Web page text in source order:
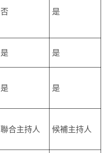
否 是
是 是
是 是
聯合主持人 候補主持人